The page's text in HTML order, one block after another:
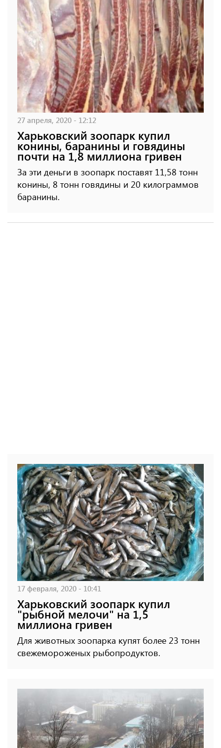
27 апреля, 2020 - 12:12
Харьковский зоопарк купил
конины, баранины и говядины
почти на 1,8 миллиона гривен
За эти деньги в зоопарк поставят 11,58 тонн
конины, 8 тонн говядины и 20 килограммов
баранины.
17 февраля, 2020 - 10:41
Харьковский зоопарк купил
"рыбной мелочи" на 1,5
миллиона гривен
Для животных зоопарка купят более 23 тонн
свежемороженых рыбопродуктов.